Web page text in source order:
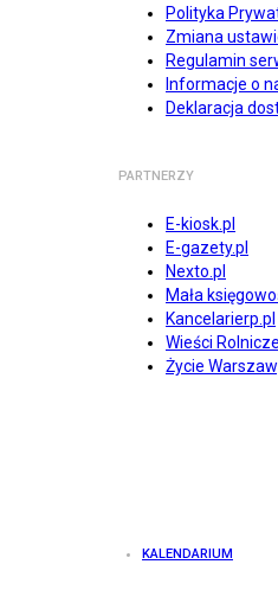
Polityka
Zmiana
Regulamin
Informacje o
Deklaracja
PARTNERZY
E-kiosk.pl
E-gazety.pl
Nexto.pl
Mała
Kancelarierp.pl
Wieści Rolnicze
Życie
KALENDARIUM